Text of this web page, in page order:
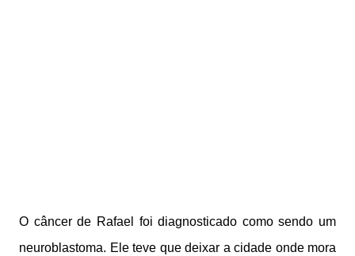
O câncer de Rafael foi diagnosticado como sendo um
neuroblastoma. Ele teve que deixar a cidade onde mora